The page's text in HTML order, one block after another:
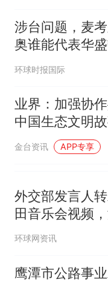
涉台问题，麦
奥谁能代表华
环球时报国际
业界：加强协
中国生态文明
金台资讯 APP专享
外交部发言人
田音乐会视频
赞叹
环球网资讯
鹰潭市公路事